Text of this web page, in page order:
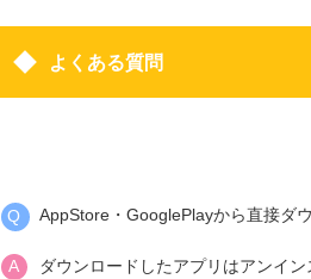
よくある質問
AppStore・GooglePlayから直接ダ
ダウンロードしたアプリはアンイン